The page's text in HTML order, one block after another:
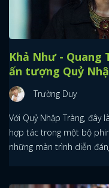
Khả Như - Quang
ấn tượng Quỷ
Trường Duy
Với Quỷ Nhập Tràng, đây
hợp tác trong một bộ
những màn trình diễn